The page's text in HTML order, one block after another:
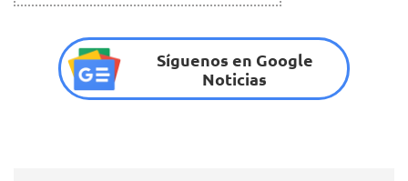
Síguenos en Google
Noticias